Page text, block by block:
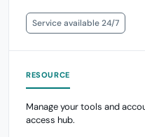
Service available 24/7
RESOURCE
Manage your tools and
access hub.